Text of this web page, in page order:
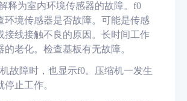
释为室内环境传感器的故障。f0
环境传感器是否故障。可能是传感
接线接触不良的原因。长时间工作
的老化。检查基板有无故障。
故障时，也显示f0。压缩机一发生
止工作。